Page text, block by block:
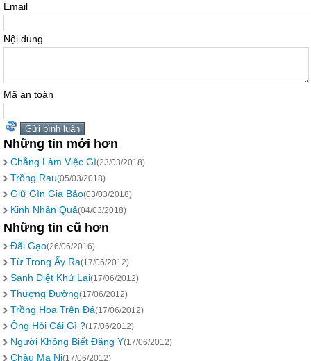
Email
Nội dung
Mã an toàn
Những tin mới hơn
Chẳng Làm Việc Gì(23/03/2018)
Trồng Rau(05/03/2018)
Giữ Gìn Gia Bảo(03/03/2018)
Kinh Nhân Quả(04/03/2018)
Những tin cũ hơn
Ðãi Gạo(26/06/2016)
Từ Trong Ấy Ra(17/06/2012)
Sanh Diệt Khứ Lai(17/06/2012)
Thượng Ðường(17/06/2012)
Trồng Hoa Trên Ðá(17/06/2012)
Ông Hỏi Cái Gì ?(17/06/2012)
Người Không Biết Ðặng Y(17/06/2012)
Châu Ma Ni(17/06/2012)